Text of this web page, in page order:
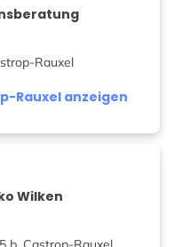
Rauxel anzeigen
Rauxel
Wilken